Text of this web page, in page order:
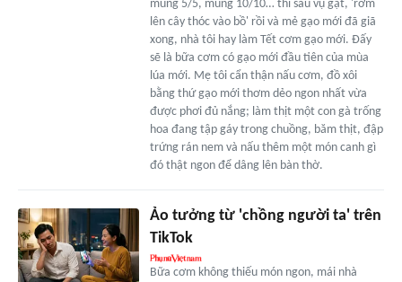
mùng 5/5, mùng 10/10… thì sau vụ gặt, 'rơm
lên cây thóc vào bồ' rồi và mẻ gạo mới đã giã
xong, nhà tôi hay làm Tết cơm gạo mới. Đấy
sẽ là bữa cơm có gạo mới đầu tiên của mùa
lúa mới. Mẹ tôi cẩn thận nấu cơm, đồ xôi
bằng thứ gạo mới thơm dẻo ngon nhất vừa
được phơi đủ nắng; làm thịt một con gà trống
hoa đang tập gáy trong chuồng, băm thịt, đập
trứng rán nem và nấu thêm một món canh gì
đó thật ngon để dâng lên bàn thờ.
Ảo tưởng từ 'chồng người ta' trên
TikTok
Bữa cơm không thiếu món ngon, mái nhà